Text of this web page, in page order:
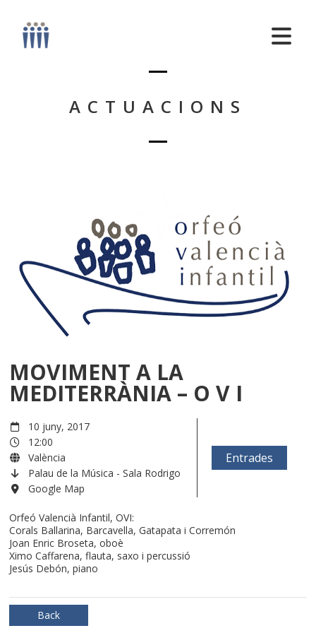
ACTUACIONS
MOVIMENT A LA
MEDITERRÀNIA – O V I
10 juny, 2017
12:00
València
Palau de la Música - Sala Rodrigo
Google Map
Entrades
Orfeó Valencià Infantil, OVI:
Corals Ballarina, Barcavella, Gatapata i Corremón
Joan Enric Broseta, oboè
Ximo Caffarena, flauta, saxo i percussió
Jesús Debón, piano
Back